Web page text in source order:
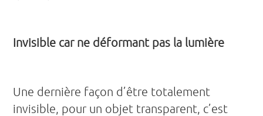
Invisible car ne déformant pas la lumière
Une dernière façon d’être totalement
invisible, pour un objet transparent, c’est